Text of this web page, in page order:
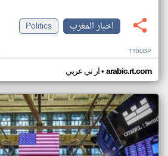
اخبار المغرب
Politics
TT00BP
ار تي عربي• arabic.rt.com